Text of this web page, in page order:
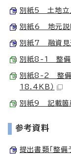
別紙5 土地立
別紙6 地元説
別紙7 融資見
別紙8-1 整備
別紙8-2 整備
18.4KB）
別紙9 記載箇
参考資料
提出書類「整